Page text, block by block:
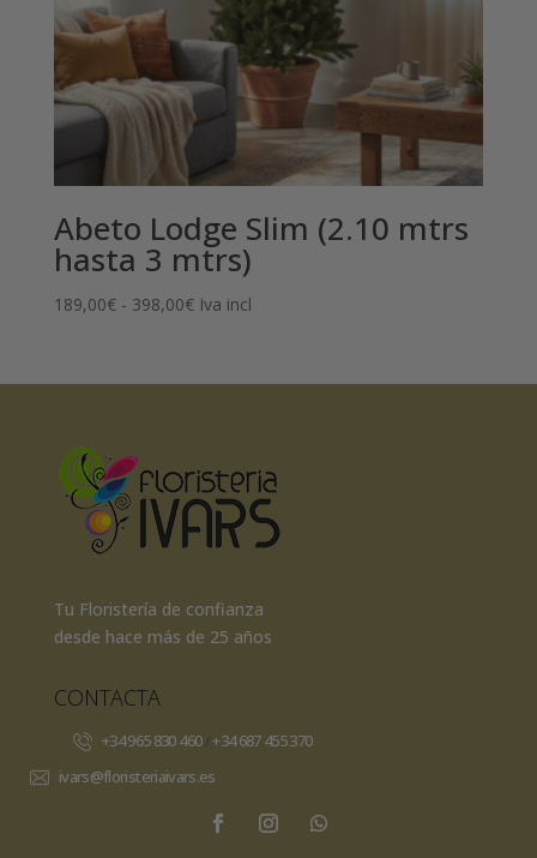
Abeto Lodge Slim (2.10 mtrs
hasta 3 mtrs)
189,00€ - 398,00€Rango
desde
398,00€
Iva incl
Tu Floristería de confianza
desde hace más de 25 años
CONTACTA
+34 965 830 460/+34 687 455 370
ivars@floristeriaivars.es